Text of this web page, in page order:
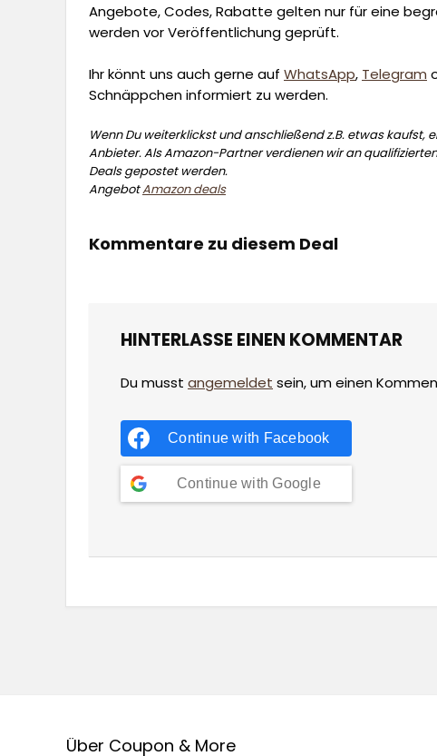
Angebote, Codes, Rabatte gelten nur für eine
werden vor Veröffentlichung geprüft.
Ihr könnt uns auch gerne auf WhatsApp, Telegram
Schnäppchen informiert zu werden.
Wenn Du weiterklickst und anschließend z.B. etwas kaufst,
Anbieter. Als Amazon-Partner verdienen wir an
Deals gepostet werden.
AngebotAmazon deals
Kommentare zu diesem Deal
HINTERLASSE EINEN KOMMENTAR
Du musst angemeldet sein, um einen
Continue with Facebook
Continue with Google
Über Coupon & More